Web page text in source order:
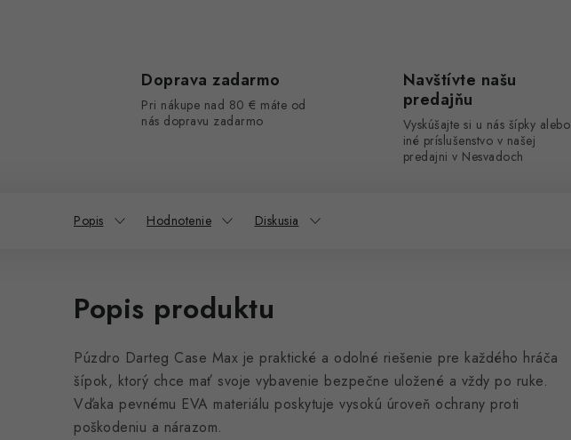
Doprava zadarmo
Pri nákupe nad 80 € máte od
nás dopravu zadarmo
Navštívte našu
predajňu
Vyskúšajte si u nás šípky alebo
iné príslušenstvo v našej
predajni v Nesvadoch
Popis Hodnotenie Diskusia
Popis produktu
Púzdro Darteg Case Max je praktické a odolné riešenie pre každého hráča
šípok, ktorý chce mať svoje vybavenie bezpečne uložené a vždy po ruke.
Vďaka pevnému EVA materiálu poskytuje vysokú úroveň ochrany proti
poškodeniu a nárazom.